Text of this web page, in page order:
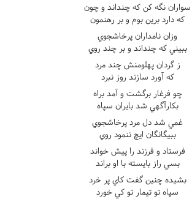
سواران نگه کن که چنداند و چون
که دارد برين بوم و بر رهنمون
وزان نامداران پرخاشجوي
ببيني که چنداند و بر چند روي
ز گردان پهلومنش چند مرد
که آورد سازند روز نبرد
چو فرغار برگشت و آمد براه
بکارآگهي شد بايران سپاه
غمي شد دل مرد پرخاشجوي
ببيگانگان ايچ ننمود روي
فرستاد و فرزند را پيش خواند
بسي راز بايسته با او براند
بشيده چنين گفت کاي پر خرد
سپاه تو تيمار تو کي خورد